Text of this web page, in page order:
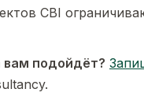
CBI
вам подойдёт?